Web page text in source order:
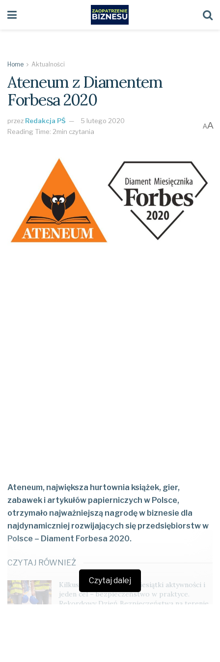
Home Aktualności
Ateneum z Diamentem
Forbesa 2020
przez Redakcja PŚ
5 lutego 2020
Reading Time: 2min czytania
AA
Ateneum, największa hurtownia książek, gier,
zabawek i artykułów papierniczych w Polsce,
otrzymało najważniejszą nagrodę w biznesie dla
najdynamiczniej rozwijających się przedsiębiorstw w
Polsce – Diament Forbesa 2020.
CZYTAJ RÓWNIEŻ
Kilkuset uczestników, dziesiątki aktywności i
jeden cel – bezpieczeństwo w praktyce.
Rekordowy Dzień Bezpieczeństwa na terenie
Czytaj dalej